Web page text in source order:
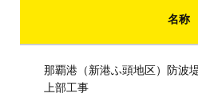
名称
那覇港（新港ふ頭地区）防波
上部工事